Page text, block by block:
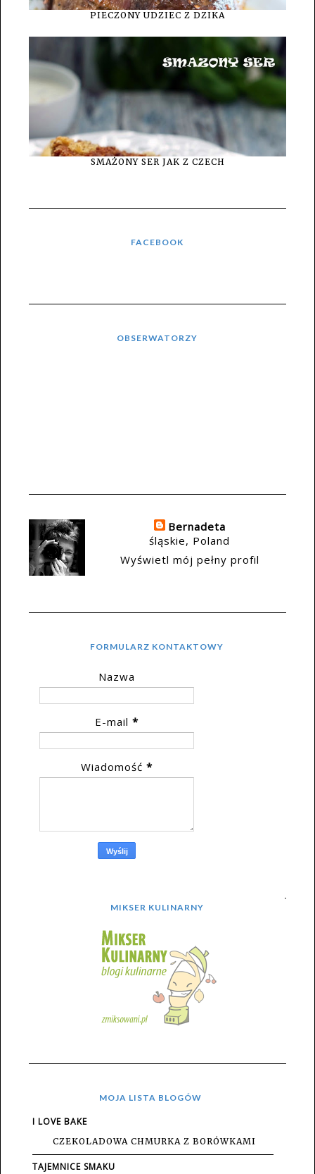
PIECZONY UDZIEC Z DZIKA
SMAŻONY SER JAK Z CZECH
FACEBOOK
OBSERWATORZY
Bernadeta
śląskie, Poland
Wyświetl mój pełny profil
FORMULARZ KONTAKTOWY
Nazwa
E-mail *
Wiadomość *
MIKSER KULINARNY
MOJA LISTA BLOGÓW
I LOVE BAKE
CZEKOLADOWA CHMURKA Z BORÓWKAMI
TAJEMNICE SMAKU